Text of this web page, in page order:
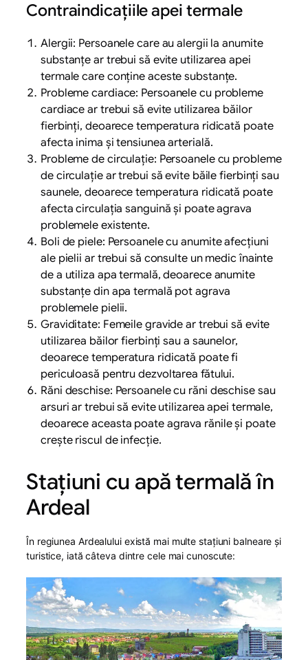
Contraindicațiile apei termale
Alergii: Persoanele care au alergii la anumite
substanțe ar trebui să evite utilizarea apei
termale care conține aceste substanțe.
Probleme cardiace: Persoanele cu probleme
cardiace ar trebui să evite utilizarea băilor
fierbinți, deoarece temperatura ridicată poate
afecta inima și tensiunea arterială.
Probleme de circulație: Persoanele cu probleme
de circulație ar trebui să evite băile fierbinți sau
saunele, deoarece temperatura ridicată poate
afecta circulația sanguină și poate agrava
problemele existente.
Boli de piele: Persoanele cu anumite afecțiuni
ale pielii ar trebui să consulte un medic înainte
de a utiliza apa termală, deoarece anumite
substanțe din apa termală pot agrava
problemele pielii.
Graviditate: Femeile gravide ar trebui să evite
utilizarea băilor fierbinți sau a saunelor,
deoarece temperatura ridicată poate fi
periculoasă pentru dezvoltarea fătului.
Răni deschise: Persoanele cu răni deschise sau
arsuri ar trebui să evite utilizarea apei termale,
deoarece aceasta poate agrava rănile și poate
crește riscul de infecție.
Stațiuni cu apă termală în
Ardeal
În regiunea Ardealului există mai multe stațiuni balneare și
turistice, iată câteva dintre cele mai cunoscute: